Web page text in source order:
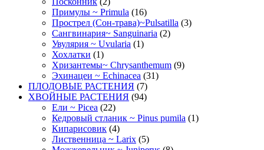
Примулы ~ Primula (16)
Прострел (Сон-трава)~Pulsatilla (3)
Сангвинария~ Sanguinaria (2)
Увулярия ~ Uvularia (1)
Хохлатки (1)
Хризантемы~ Chrysanthemum (9)
Эхинацеи ~ Echinacea (31)
ПЛОДОВЫЕ РАСТЕНИЯ (7)
ХВОЙНЫЕ РАСТЕНИЯ (94)
Ели ~ Picea (22)
Кедровый стланик ~ Pinus pumila (1)
Кипарисовик (4)
Лиственница ~ Larix (5)